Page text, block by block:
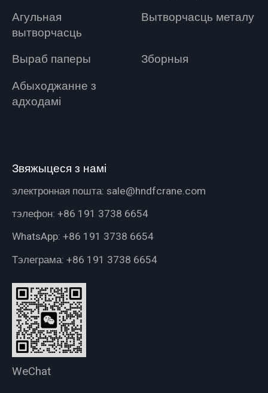
Агульная
вытворчасць
Вытворчасць металу
Выраб паперы
Зборныя
Абыходжанне з
адходамі
Звяжыцеся з намі
электронная пошта: sale@hndfcrane.com
тэлефон: +86 191 3738 6654
WhatsApp: +86 191 3738 6654
Тэлеграма: +86 191 3738 6654
WeChat